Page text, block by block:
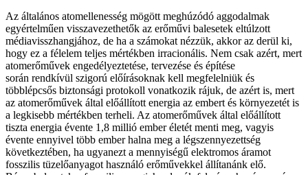
Az általános atomellenesség mögött meghúzódó aggodalmak
egyértelműen visszavezethetők az erőművi balesetek eltúlzott
médiavisszhangjához, de ha a számokat nézzük, akkor az derül ki,
hogy ez a félelem teljes mértékben irracionális. Nem csak azért, mert
atomerőművek engedélyeztetése, tervezése és építése
során rendkívül szigorú előírásoknak kell megfelelniük és
többlépcsős biztonsági protokoll vonatkozik rájuk, de azért is, mert
az atomerőművek által előállított energia az embert és környezetét is
a legkisebb mértékben terheli. Az atomerőművek által előállított
tiszta energia évente 1,8 millió ember életét menti meg, vagyis
évente ennyivel több ember halna meg a légszennyezettség
következtében, ha ugyanezt a mennyiségű elektromos áramot
fosszilis tüzelőanyagot használó erőművekkel állítanánk elő.